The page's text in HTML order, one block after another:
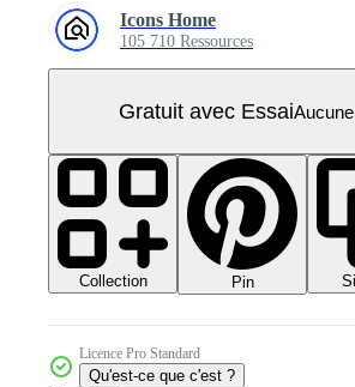
Icons Home
105 710 Ressources
Gratuit avec Essai
Collection Pin
Licence Pro Standard
Qu'est-ce que c'est ?